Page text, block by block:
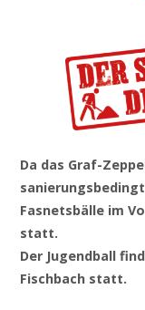
Da das Graf-
Fasnetsbälle im
statt.
Der Jugendball
Fischbach statt.